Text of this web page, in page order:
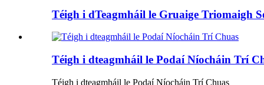
Téigh i dTeagmháil le Gruaige Triomaigh
Téigh i dteagmháil le Podaí Níocháin Trí
Téigh i dteagmháil le Podaí Níocháin Trí Chuas